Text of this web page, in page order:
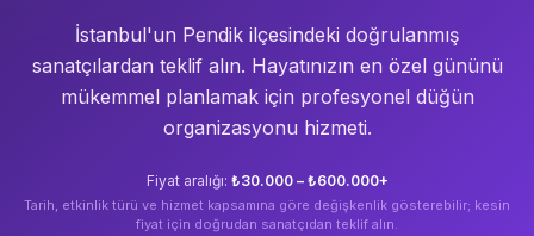
İstanbul'un Pendik ilçesindeki doğrulanmış
sanatçılardan teklif alın. Hayatınızın en özel gününü
mükemmel planlamak için profesyonel düğün
organizasyonu hizmeti.
Fiyat aralığı: ₺30.000 – ₺600.000+
Tarih, etkinlik türü ve hizmet kapsamına göre değişkenlik gösterebilir; kesin
fiyat için doğrudan sanatçıdan teklif alın.